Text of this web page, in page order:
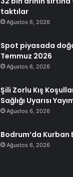
taktılar
Ağustos 6, 2026
Spot piyasada
Temmuz 2026
Ağustos 6, 2026
Şili Zorlu Kış
Sağlığı Uyarısı
Ağustos 6, 2026
Bodrum’da Kurban
Ağustos 6, 2026